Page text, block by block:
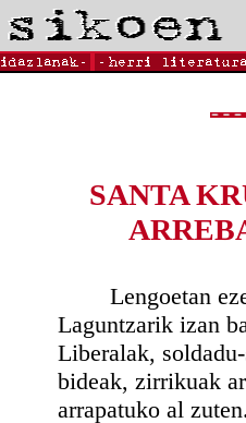
SANTA
Lengoetan ezer
Laguntzarik izan
Liberalak,
bideak, zirrikuak
arrapatuko al